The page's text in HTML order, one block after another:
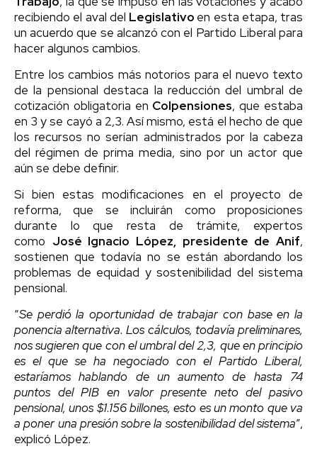
recibiendo el aval del Legislativo en esta etapa, tras
un acuerdo que se alcanzó con el Partido Liberal para
hacer algunos cambios.
Entre los cambios más notorios para el nuevo texto
de la pensional destaca la reducción del umbral de
cotización obligatoria en Colpensiones, que estaba
en 3 y se cayó a 2,3. Así mismo, está el hecho de que
los recursos no serían administrados por la cabeza
del régimen de prima media, sino por un actor que
aún se debe definir.
Si bien estas modificaciones en el proyecto de
reforma, que se incluirán como proposiciones
durante lo que resta de trámite, expertos
como José Ignacio López, presidente de Anif,
sostienen que todavía no se están abordando los
problemas de equidad y sostenibilidad del sistema
pensional.
“Se perdió la oportunidad de trabajar con base en la
ponencia alternativa. Los cálculos, todavía preliminares,
nos sugieren que con el umbral del 2,3, que en principio
es el que se ha negociado con el Partido Liberal,
estaríamos hablando de un aumento de hasta 74
puntos del PIB en valor presente neto del pasivo
pensional, unos $1.156 billones, esto es un monto que va
a poner una presión sobre la sostenibilidad del sistema”,
explicó López.